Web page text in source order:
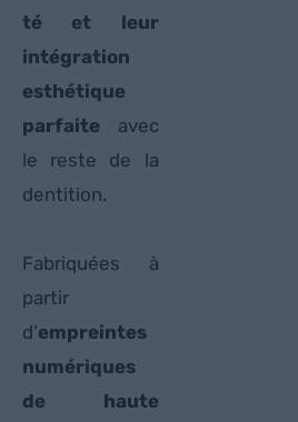
té et leur
intégration
esthétique
parfaite avec
le reste de la
dentition.
Fabriquées à
partir
d’empreintes
numériques
de haute